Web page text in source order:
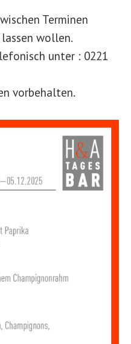
Terminen
wollen.
unter : 0221
vorbehalten.